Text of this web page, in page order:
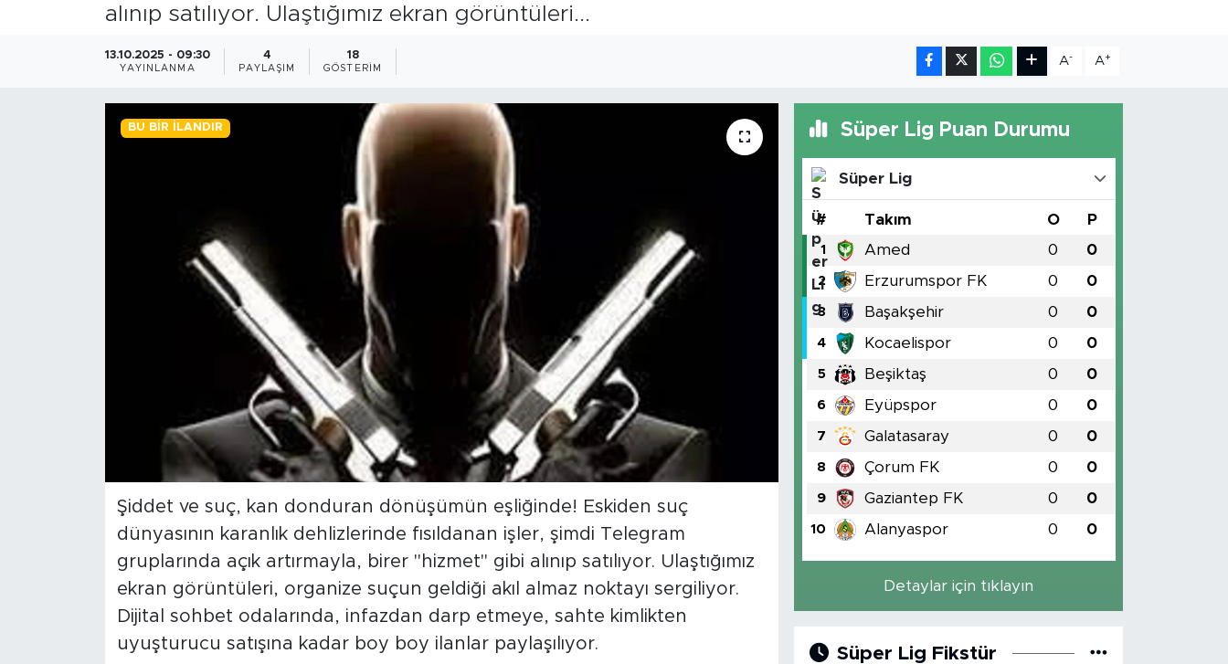
alınıp satılıyor. Ulaştığımız ekran görüntüleri...
13.10.2025 - 09:30
YAYINLANMA
4
PAYLAŞIM
18
GÖSTERIM
A- A+
BU BIR İLANDIR
Şiddet ve suç, kan donduran dönüşümün eşliğinde! Eskiden suç
dünyasının karanlık dehlizlerinde fısıldanan işler, şimdi Telegram
gruplarında açık artırmayla, birer "hizmet" gibi alınıp satılıyor. Ulaştığımız
ekran görüntüleri, organize suçun geldiği akıl almaz noktayı sergiliyor.
Dijital sohbet odalarında, infazdan darp etmeye, sahte kimlikten
uyuşturucu satışına kadar boy boy ilanlar paylaşılıyor.
Süper Lig Puan Durumu
Süper Lig
# Takım O P
1 Amed 0 0
2 Erzurumspor FK 0 0
3 Başakşehir 0 0
4 Kocaelispor 0 0
5 Beşiktaş 0 0
6 Eyüpspor 0 0
7 Galatasaray 0 0
8 Çorum FK 0 0
9 Gaziantep FK 0 0
10 Alanyaspor 0 0
Detaylar için tıklayın
Süper Lig Fikstür
GÜNCEL
KARİKATÜR
BİLİM-TEKNOLOJİ
KÜLTÜR SANAT
Son Dakika Haberleri
Haber Arşivi